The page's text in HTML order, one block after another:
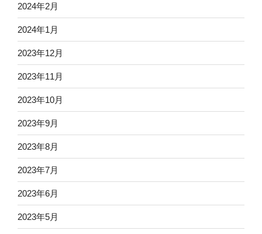
2024年2月
2024年1月
2023年12月
2023年11月
2023年10月
2023年9月
2023年8月
2023年7月
2023年6月
2023年5月